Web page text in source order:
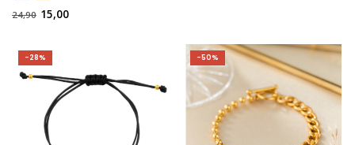
24,90 15,00
-28% -50%